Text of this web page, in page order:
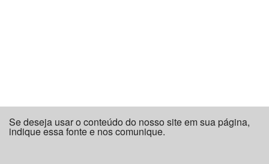
Se deseja usar o conteúdo do nosso site em sua página,
indique essa fonte e nos comunique.